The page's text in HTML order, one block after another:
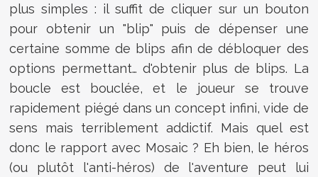
plus simples : il suffit de cliquer sur un bouton
pour obtenir un "blip" puis de dépenser une
certaine somme de blips afin de débloquer des
options permettant… d'obtenir plus de blips. La
boucle est bouclée, et le joueur se trouve
rapidement piégé dans un concept infini, vide de
sens mais terriblement addictif. Mais quel est
donc le rapport avec Mosaic ? Eh bien, le héros
(ou plutôt l'anti-héros) de l'aventure peut lui